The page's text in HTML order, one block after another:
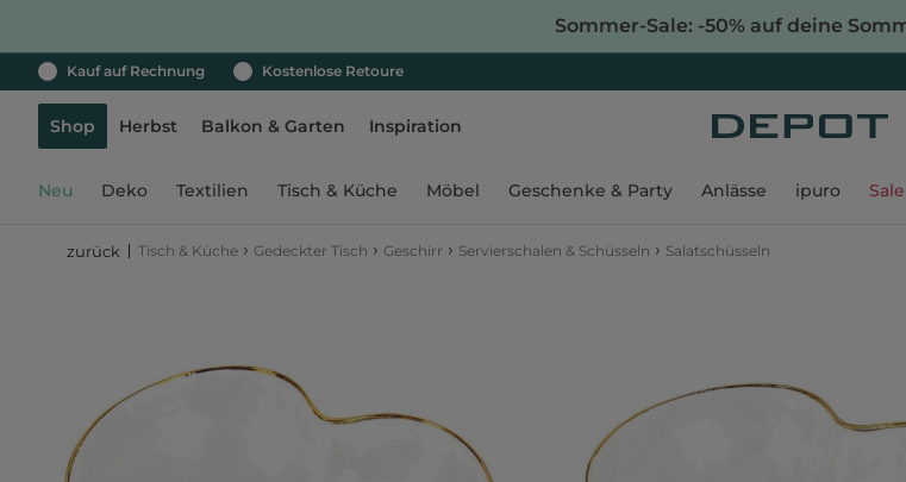
Sommer-Sale: -50% auf deine
Kauf auf Rechnung Kostenlose Retoure
Shop Herbst Balkon & Garten Inspiration
Neu Deko Textilien Tisch & Küche Möbel Geschenke & Party Anlässe ipuro Sale
zurück Tisch & Küche › Gedeckter Tisch › Geschirr › Servierschalen & Schüsseln › Salatschüsseln